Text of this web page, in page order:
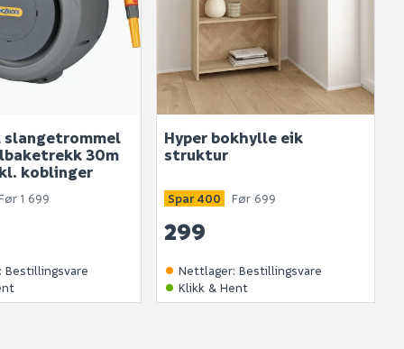
andre?
vist her etter at det er besvart.
Bli den første til å stille et spørsmål til dette
produktet.
slangetrommel
30m
koblinger
1 699
Bestillingsvare
Hyper bokhylle eik
struktur
299
Spar 400 Før 699
Nettlager: Bestillingsvare
Klikk & Hent